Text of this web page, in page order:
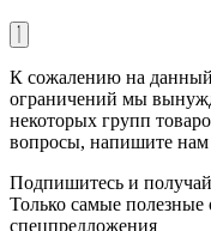
К сожалению на
ограничений мы
некоторых групп
вопросы, напишите
Подпишитесь и
Только самые
спецпредложения